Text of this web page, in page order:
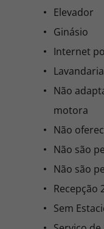
Elevador
Ginásio
Internet
Lavandaria
Não
motora
Não
Não são
Não são
Recepção
Sem